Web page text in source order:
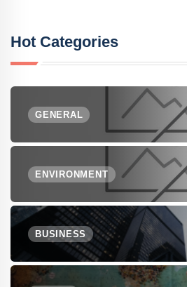
Hot Categories
GENERAL
ENVIRONMENT
BUSINESS